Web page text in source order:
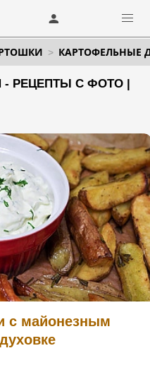
КАРТОФЕЛЬНЫЕ
РЕЦЕПТЫ С ФОТО |
с майонезным